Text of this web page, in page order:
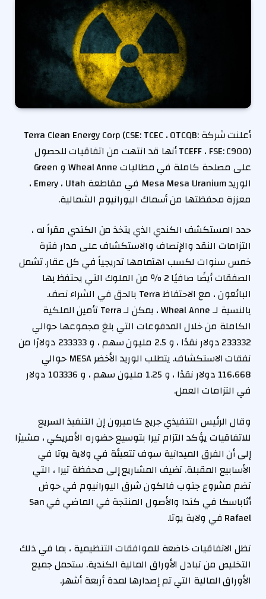
أعلنت شركة Terra Clean Energy Corp (CSE: TCEC ، OTCQB:
TCEFF ، FSE: C9O0) أنها قد انتهت من اتفاقيات للحصول
على مصلحة كاملة في مطالبات Wheal Anne و Green
الوريد Mesa Mesa Uranium في مقاطعة Emery ، Utah ،
معززة محفظتها من أسماك اليورانيوم الشمالية.
حدد المستكشف الكندي الذي يتخذ من الكندي مقراً له ،
التزامات النقد والإنصاف والاستكشاف على مدار فترة
خمس سنوات لكسب اهتمامها تدريجياً في كل عقار. تشمل
الصفقات أيضًا صافيًا 2 ٪ من الملوك التي يحتفظ بها
البائعون ، مع الاحتفاظ Terra بالحق في الشراء نصف.
بالنسبة لـ Wheal Anne ، يمكن لـ Terra تأمين الملكية
الكاملة من خلال المدفوعات التي بلغ مجموعها حوالي
233332 دولار نقدًا ، و 2.5 مليون سهم ، و 233333 دولارًا من
نفقات الاستكشاف. يتطلب الوريد الأخضر MESA حوالي
116،668 دولار نقدًا ، و 1.25 مليون سهم ، و 103336 دولار
في التزامات العمل.
وقال الرئيس التنفيذي جريج كاميرون إن التنفيذ السريع
للاتفاقيات يؤكد التزام تيرا بتوسيع حضوره الأمريكي ، مشيرًا
إلى أن الفرق الميدانية سوف تتعبئة في ولاية يوتا في
الأسابيع المقبلة. تضيف المشاريع إلى محفظة تيرا ، التي
تضم مشروع جنوب فالكون شرق اليورانيوم في حوض
أثاباسكا في كندا والأصول المنتجة في الماضي في San
Rafael في ولاية يوتا.
تظل الاتفاقيات خاضعة للموافقات التنظيمية ، بما في ذلك
التخليص من تبادل الأوراق المالية الكندية. ستحمل جميع
الأوراق المالية التي تم إصدارها لمدة أربعة أشهر.